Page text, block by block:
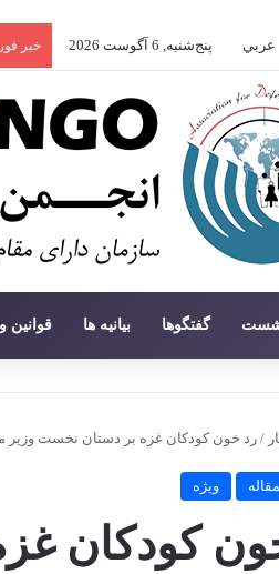
عربي پنج‌شنبه, 6 آگوست 2026 خبر
گفتگوها بیانیه ها قوانین
/ رد خون کودکان غزه بر دستان نخست وزیر
مقاله ویژه
کودکان